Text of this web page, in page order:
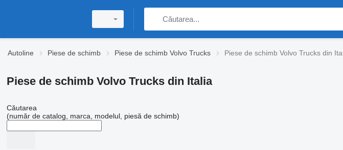
Autoline Piese de schimb Piese de schimb Volvo Trucks Piese de schimb Volvo Trucks din
Piese de schimb Volvo Trucks din Italia
Căutarea
(număr de catalog, marca, modelul, piesă de schimb)